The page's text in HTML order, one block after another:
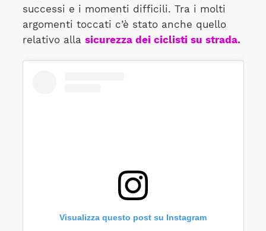
successi e i momenti difficili. Tra i molti
argomenti toccati c’è stato anche quello
relativo alla sicurezza dei ciclisti su strada.
Visualizza questo post su Instagram